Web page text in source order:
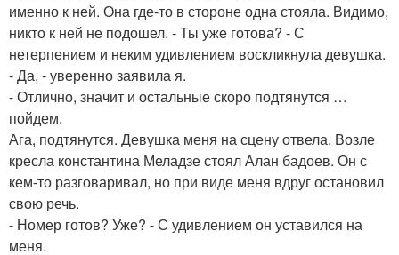
именно к ней. Она где-то в стороне одна стояла. Видимо,
никто к ней не подошел. - Ты уже готова? - С
нетерпением и неким удивлением воскликнула девушка.
- Да, - уверенно заявила я.
- Отлично, значит и остальные скоро подтянутся …
пойдем.
Ага, подтянутся. Девушка меня на сцену отвела. Возле
кресла константина Меладзе стоял Алан бадоев. Он с
кем-то разговаривал, но при виде меня вдруг остановил
свою речь.
- Номер готов? Уже? - С удивлением он уставился на
меня.